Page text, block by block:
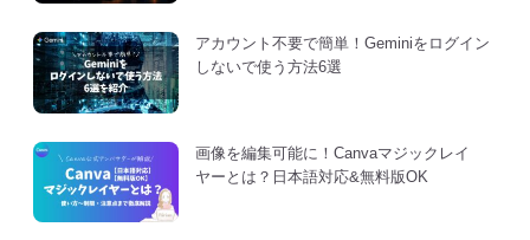
アカウント不要で簡単！Geminiをログイン
しないで使う方法6選
画像を編集可能に！Canvaマジックレイ
ヤーとは？日本語対応&無料版OK